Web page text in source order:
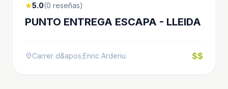
star5.0(0 reseñas)
PUNTO ENTREGA ESCAPA - LLEIDA
location_onCarrer d&apos;Enric Arderiu $$